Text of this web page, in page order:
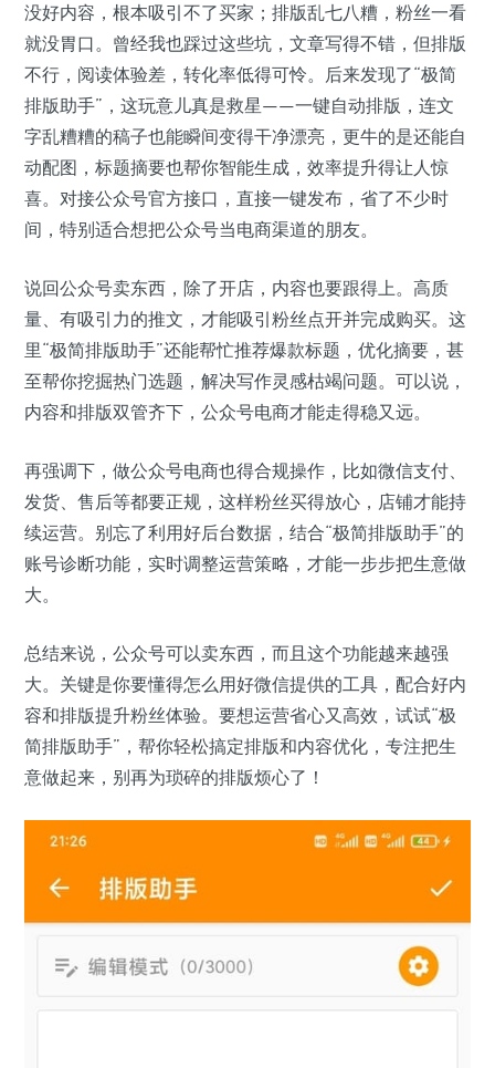
没好内容，根本吸引不了买家；排版乱七八糟，粉丝一看
就没胃口。曾经我也踩过这些坑，文章写得不错，但排版
不行，阅读体验差，转化率低得可怜。后来发现了“极简
排版助手”，这玩意儿真是救星——一键自动排版，连文
字乱糟糟的稿子也能瞬间变得干净漂亮，更牛的是还能自
动配图，标题摘要也帮你智能生成，效率提升得让人惊
喜。对接公众号官方接口，直接一键发布，省了不少时
间，特别适合想把公众号当电商渠道的朋友。
说回公众号卖东西，除了开店，内容也要跟得上。高质
量、有吸引力的推文，才能吸引粉丝点开并完成购买。这
里“极简排版助手”还能帮忙推荐爆款标题，优化摘要，甚
至帮你挖掘热门选题，解决写作灵感枯竭问题。可以说，
内容和排版双管齐下，公众号电商才能走得稳又远。
再强调下，做公众号电商也得合规操作，比如微信支付、
发货、售后等都要正规，这样粉丝买得放心，店铺才能持
续运营。别忘了利用好后台数据，结合“极简排版助手”的
账号诊断功能，实时调整运营策略，才能一步步把生意做
大。
总结来说，公众号可以卖东西，而且这个功能越来越强
大。关键是你要懂得怎么用好微信提供的工具，配合好内
容和排版提升粉丝体验。要想运营省心又高效，试试“极
简排版助手”，帮你轻松搞定排版和内容优化，专注把生
意做起来，别再为琐碎的排版烦心了！